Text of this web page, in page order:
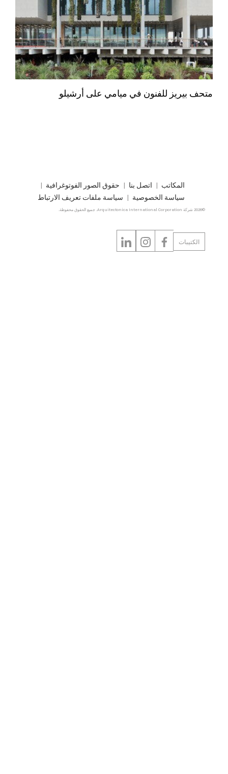
متحف بيريز للفنون في ميامي على أرشيلو
المكاتب اتصل بنا
حقوق الصور الفوتوغرافية
سياسة الخصوصية
سياسة ملفات تعريف الارتباط
©2026 شركة Arquitectonica International Corporation. جميع الحقوق محفوظة.
الكتيبات